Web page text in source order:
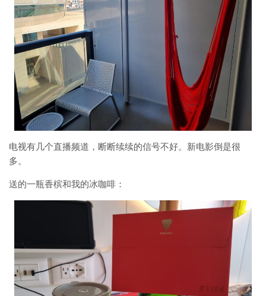
电视有几个直播频道，断断续续的信号不好。新电影倒是很
多。
送的一瓶香槟和我的冰咖啡：